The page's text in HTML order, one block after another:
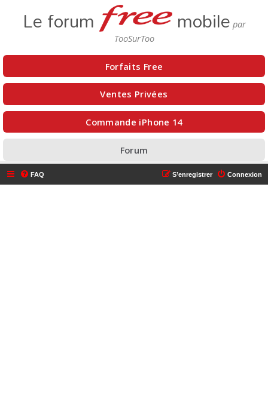
Le forum mobile
Forfaits Free
Ventes Privées
Commande iPhone 14
Forum
FAQ Connexion
S’enregistrer